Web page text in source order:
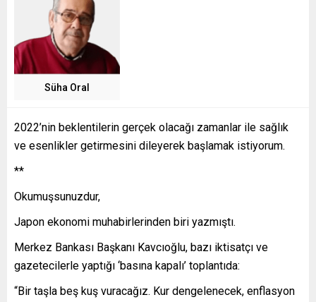
Süha Oral
2022’nin beklentilerin gerçek olacağı zamanlar ile sağlık
ve esenlikler getirmesini dileyerek başlamak istiyorum.
**
Okumuşsunuzdur,
Japon ekonomi muhabirlerinden biri yazmıştı.
Merkez Bankası Başkanı Kavcıoğlu, bazı iktisatçı ve
gazetecilerle yaptığı ‘basına kapalı’ toplantıda:
“Bir taşla beş kuş vuracağız. Kur dengelenecek, enflasyon